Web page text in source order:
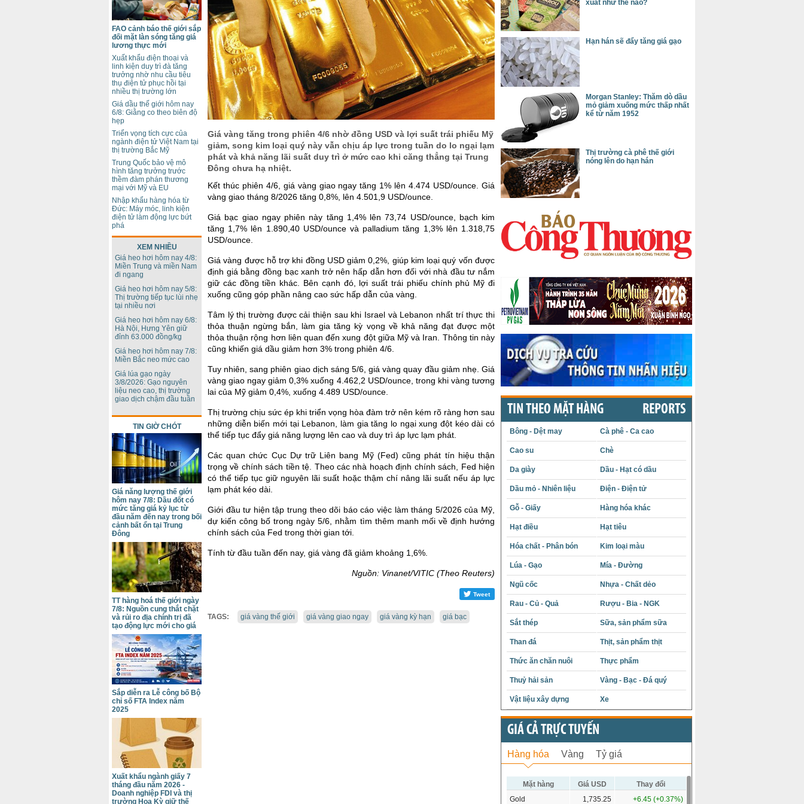
Giá vàng tăng trong phiên 4/6 nhờ đồng USD và lợi suất trái phiếu Mỹ
giảm, song kim loại quý này vẫn chịu áp lực trong tuần do lo ngại lạm
phát và khả năng lãi suất duy trì ở mức cao khi căng thẳng tại Trung
Đông chưa hạ nhiệt.
Kết thúc phiên 4/6, giá vàng giao ngay tăng 1% lên 4.474 USD/ounce. Giá
vàng giao tháng 8/2026 tăng 0,8%, lên 4.501,9 USD/ounce.
Giá bạc giao ngay phiên này tăng 1,4% lên 73,74 USD/ounce, bạch kim
tăng 1,7% lên 1.890,40 USD/ounce và palladium tăng 1,3% lên 1.318,75
USD/ounce.
Giá vàng được hỗ trợ khi đồng USD giảm 0,2%, giúp kim loại quý vốn được
định giá bằng đồng bạc xanh trở nên hấp dẫn hơn đối với nhà đầu tư nắm
giữ các đồng tiền khác. Bên cạnh đó, lợi suất trái phiếu chính phủ Mỹ đi
xuống cũng góp phần nâng cao sức hấp dẫn của vàng.
Tâm lý thị trường được cải thiện sau khi Israel và Lebanon nhất trí thực thi
thỏa thuận ngừng bắn, làm gia tăng kỳ vọng về khả năng đạt được một
thỏa thuận rộng hơn liên quan đến xung đột giữa Mỹ và Iran. Thông tin này
cũng khiến giá dầu giảm hơn 3% trong phiên 4/6.
Tuy nhiên, sang phiên giao dịch sáng 5/6, giá vàng quay đầu giảm nhẹ. Giá
vàng giao ngay giảm 0,3% xuống 4.462,2 USD/ounce, trong khi vàng tương
lai của Mỹ giảm 0,4%, xuống 4.489 USD/ounce.
Thị trường chịu sức ép khi triển vọng hòa đàm trở nên kém rõ ràng hơn sau
những diễn biến mới tại Lebanon, làm gia tăng lo ngại xung đột kéo dài có
thể tiếp tục đẩy giá năng lượng lên cao và duy trì áp lực lạm phát.
Các quan chức Cục Dự trữ Liên bang Mỹ (Fed) cũng phát tín hiệu thận
trọng về chính sách tiền tệ. Theo các nhà hoạch định chính sách, Fed hiện
có thể tiếp tục giữ nguyên lãi suất hoặc thậm chí nâng lãi suất nếu áp lực
lạm phát kéo dài.
Giới đầu tư hiện tập trung theo dõi báo cáo việc làm tháng 5/2026 của Mỹ,
dự kiến công bố trong ngày 5/6, nhằm tìm thêm manh mối về định hướng
chính sách của Fed trong thời gian tới.
Tính từ đầu tuần đến nay, giá vàng đã giảm khoảng 1,6%.
Nguồn: Vinanet/VITIC (Theo Reuters)
Tweet
TAGS: giá vàng thế giới giá vàng giao ngay giá vàng kỳ hạn giá bạc
FAO cảnh báo thế giới sắp
đối mặt làn sóng tăng giá
lương thực mới
Xuất khẩu điện thoại và
linh kiện duy trì đà tăng
trưởng nhờ nhu cầu tiêu
thụ điện tử phục hồi tại
nhiều thị trường lớn
Giá dầu thế giới hôm nay
6/8: Giằng co theo biên độ
hẹp
Triển vọng tích cực của
ngành điện tử Việt Nam tại
thị trường Bắc Mỹ
Trung Quốc bảo vệ mô
hình tăng trưởng trước
thềm đàm phán thương
mại với Mỹ và EU
Nhập khẩu hàng hóa từ
Đức: Máy móc, linh kiện
điện tử làm động lực bứt
phá
XEM NHIỀU
Giá heo hơi hôm nay 4/8:
Miền Trung và miền Nam
đi ngang
Giá heo hơi hôm nay 5/8:
Thị trường tiếp tục lùi nhẹ
tại nhiều nơi
Giá heo hơi hôm nay 6/8:
Hà Nội, Hưng Yên giữ
đỉnh 63.000 đồng/kg
Giá heo hơi hôm nay 7/8:
Miền Bắc neo mức cao
Giá lúa gạo ngày
3/8/2026: Gạo nguyên
liệu neo cao, thị trường
giao dịch chậm đầu tuần
TIN GIỜ CHÓT
Giá năng lượng thế giới
hôm nay 7/8: Dầu đốt có
mức tăng giá kỷ lục từ
đầu năm đến nay trong bối
cảnh bất ổn tại Trung
Đông
TT hàng hoá thế giới ngày
7/8: Nguồn cung thắt chặt
và rủi ro địa chính trị đã
tạo động lực mới cho giá
Sắp diễn ra Lễ công bố Bộ
chỉ số FTA Index năm
2025
Xuất khẩu ngành giấy 7
tháng đầu năm 2026 -
Doanh nghiệp FDI và thị
trường Hoa Kỳ giữ thế
xuất như thế nào?
Hạn hán sẽ đẩy tăng giá gạo
Morgan Stanley: Thăm dò dầu
mỏ giảm xuống mức thấp nhất
kể từ năm 1952
Thị trường cà phê thế giới
nóng lên do hạn hán
TIN THEO MẶT HÀNG REPORTS
Bông - Dệt may Cà phê - Ca cao
Cao su Chè
Da giày Dầu - Hạt có dầu
Dầu mỏ - Nhiên liệu Điện - Điện tử
Gỗ - Giấy Hàng hóa khác
Hạt điều Hạt tiêu
Hóa chất - Phân bón Kim loại màu
Lúa - Gạo Mía - Đường
Ngũ cốc Nhựa - Chất dẻo
Rau - Củ - Quả Rượu - Bia - NGK
Sắt thép Sữa, sản phẩm sữa
Than đá Thịt, sản phẩm thịt
Thức ăn chăn nuôi Thực phẩm
Thuỷ hải sản Vàng - Bạc - Đá quý
Vật liệu xây dựng Xe
GIÁ CẢ TRỰC TUYẾN
Hàng hóa Vàng Tỷ giá
Mặt hàng Giá USD
Thay đổi
Gold
1,735.25 +6.45 (+0.37%)